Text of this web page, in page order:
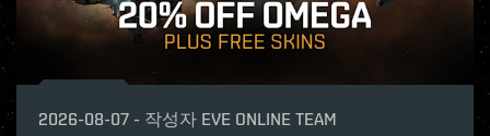
2026-08-07 - 작성자 EVE ONLINE TEAM